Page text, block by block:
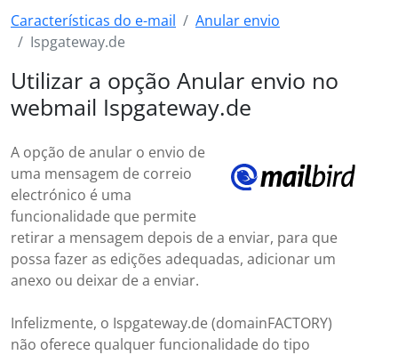
Características do e-mail
Anular envio
Ispgateway.de
Utilizar a opção Anular envio no
webmail Ispgateway.de
A opção de anular o envio de
uma mensagem de correio
electrónico é uma
funcionalidade que permite
retirar a mensagem depois de a enviar, para que
possa fazer as edições adequadas, adicionar um
anexo ou deixar de a enviar.
Infelizmente, o Ispgateway.de (domainFACTORY)
não oferece qualquer funcionalidade do tipo